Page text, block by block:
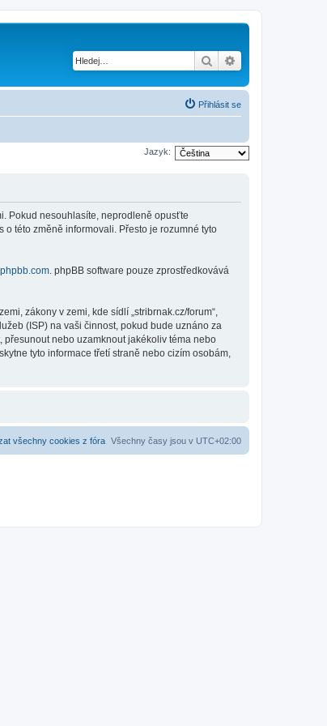
Hledat
Přihlásit se
Jazyk:
Pokud nesouhlasíte, neprodleně opusťte
o této změně informovali. Přesto je rozumné tyto
. phpBB software pouze zprostředkovává
zákony v zemi, kde sídlí „stribrnak.cz/forum“,
(ISP) na vaši činnost, pokud bude uznáno za
přesunout nebo uzamknout jakékoliv téma nebo
tyto informace třetí straně nebo cizím osobám,
Všechny časy jsou v UTC+02:00
všechny cookies z fóra